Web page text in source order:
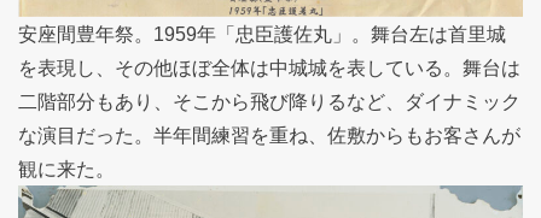
安座間豊年祭。1959年「忠臣護佐丸」。舞台左は首里城
を表現し、その他ほぼ全体は中城城を表している。舞台は
二階部分もあり、そこから飛び降りるなど、ダイナミック
な演目だった。半年間練習を重ね、佐敷からもお客さんが
観に来た。